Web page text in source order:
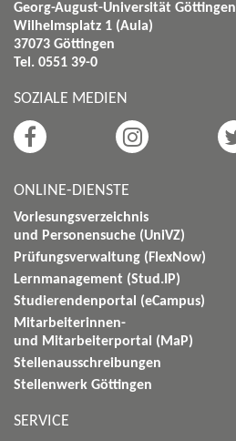
Georg-August-Universität Göttingen
Wilhelmsplatz 1 (Aula)
37073 Göttingen
Tel. 0551 39-0
SOZIALE MEDIEN
ONLINE-DIENSTE
Vorlesungsverzeichnis
und Personensuche (UniVZ)
Prüfungsverwaltung (FlexNow)
Lernmanagement (Stud.IP)
Studierendenportal (eCampus)
Mitarbeiterinnen-
und Mitarbeiterportal (MaP)
Stellenausschreibungen
Stellenwerk Göttingen
SERVICE